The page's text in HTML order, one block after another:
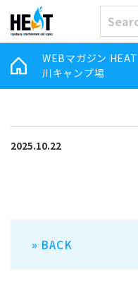
WEBマガジン HEAT
川キャンプ場
2025.10.22
» BACK